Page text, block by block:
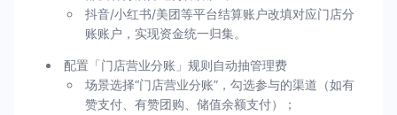
抖音/小红书/美团等平台结算账户改填对应门店分
账账户，实现资金统一归集。
配置「门店营业分账」规则自动抽管理费
场景选择“门店营业分账”，勾选参与的渠道（如有
赞支付、有赞团购、储值余额支付）；